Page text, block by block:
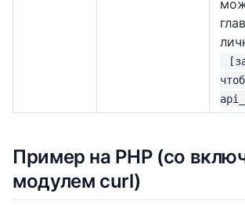
Пример на PHP (со
модулем curl)